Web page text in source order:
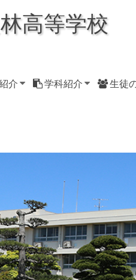
高等学校
介 学科紹介 生徒